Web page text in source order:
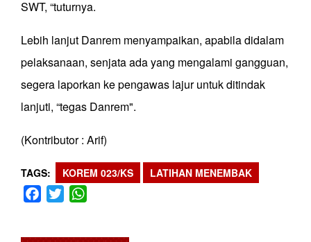
SWT, “tuturnya.
Lebih lanjut Danrem menyampaikan, apabila didalam
pelaksanaan, senjata ada yang mengalami gangguan,
segera laporkan ke pengawas lajur untuk ditindak
lanjuti, “tegas Danrem".
(Kontributor : Arif)
TAGS KOREM 023/KS LATIHAN MENEMBAK
Facebook
Twitter